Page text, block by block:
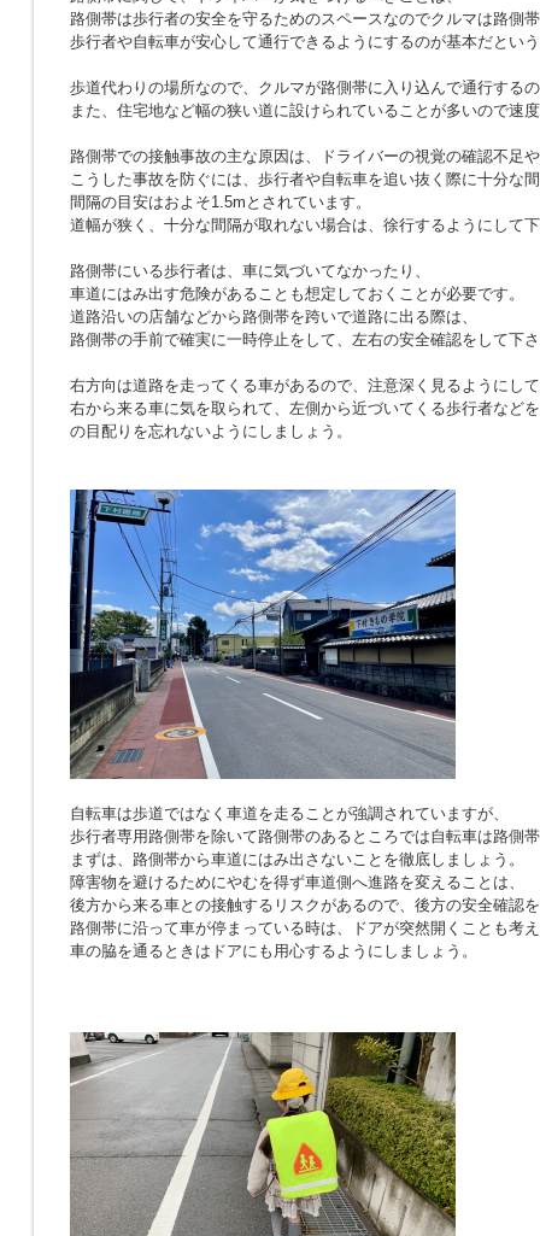
路側帯は歩行者の安全を守るためのスペースなのでクルマは路側
歩行者や自転車が安心して通行できるようにするのが基本だとい
歩道代わりの場所なので、クルマが路側帯に入り込んで通行する
また、住宅地など幅の狭い道に設けられていることが多いので速
路側帯での接触事故の主な原因は、ドライバーの視覚の確認不足
こうした事故を防ぐには、歩行者や自転車を追い抜く際に十分な
間隔の目安はおよそ1.5mとされています。
道幅が狭く、十分な間隔が取れない場合は、徐行するようにして
路側帯にいる歩行者は、車に気づいてなかったり、
車道にはみ出す危険があることも想定しておくことが必要です。
道路沿いの店舗などから路側帯を跨いで道路に出る際は、
路側帯の手前で確実に一時停止をして、左右の安全確認をして下
右方向は道路を走ってくる車があるので、注意深く見るようにし
右から来る車に気を取られて、左側から近づいてくる歩行者など
の目配りを忘れないようにしましょう。
自転車は歩道ではなく車道を走ることが強調されていますが、
歩行者専用路側帯を除いて路側帯のあるところでは自転車は路側
まずは、路側帯から車道にはみ出さないことを徹底しましょう。
障害物を避けるためにやむを得ず車道側へ進路を変えることは、
後方から来る車との接触するリスクがあるので、後方の安全確認
路側帯に沿って車が停まっている時は、ドアが突然開くことも考
車の脇を通るときはドアにも用心するようにしましょう。